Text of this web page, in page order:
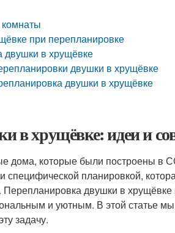
при перепланировке
двушки в хрущёвке
двушки в хрущёвке
двушки в хрущёвке
в хрущёвке: идеи и
дома, которые были построены в
планировкой,
двушки в
и уютным. В этой статье
задачу.